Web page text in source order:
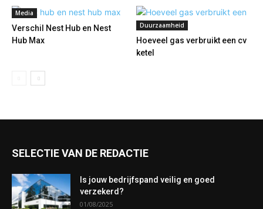
Media
Verschil Nest Hub en Nest
Hub Max
Duurzaamheid
Hoeveel gas verbruikt een cv
ketel
SELECTIE VAN DE REDACTIE
Is jouw bedrijfspand veilig en goed
verzekerd?
01/08/2025